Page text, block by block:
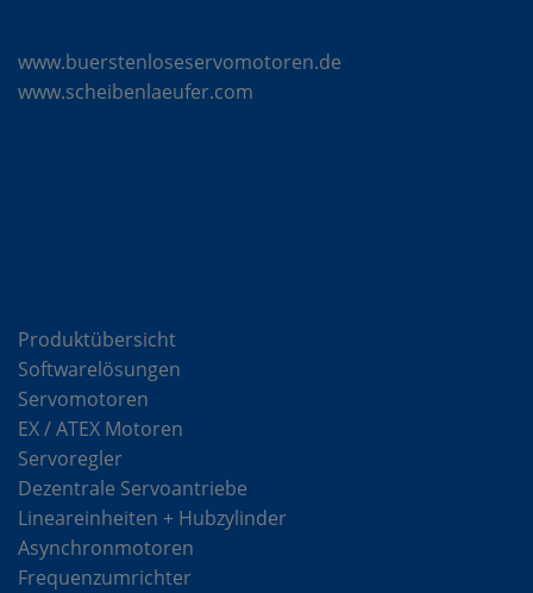
www.buerstenloseservomotoren.de
www.scheibenlaeufer.com
Produktübersicht
Softwarelösungen
Servomotoren
EX / ATEX Motoren
Servoregler
Dezentrale Servoantriebe
Lineareinheiten + Hubzylinder
Asynchronmotoren
Frequenzumrichter